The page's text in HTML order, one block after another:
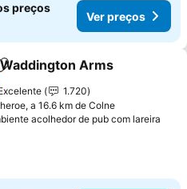
preços
Ver preços
Adicionar aos favoritos
Arms
1.720
a 16.6 km de Colne
acolhedor de pub com lareira